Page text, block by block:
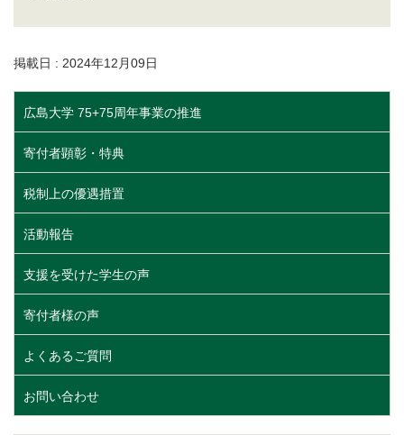
掲載日 : 2024年12月09日
広島大学 75+75周年事業の推進
寄付者顕彰・特典
税制上の優遇措置
活動報告
支援を受けた学生の声
寄付者様の声
よくあるご質問
お問い合わせ